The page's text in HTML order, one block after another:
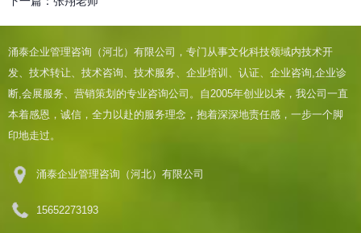
涌泰企业管理咨询（河北）有限公司，专门从事文化科技领域内技术开
发、技术转让、技术咨询、技术服务、企业培训、认证、企业咨询,企业诊
断,会展服务、营销策划的专业咨询公司。自2005年创业以来，我公司一直
本着感恩，诚信，全力以赴的服务理念，抱着深深地责任感，一步一个脚
印地走过。
涌泰企业管理咨询（河北）有限公司
15652273193